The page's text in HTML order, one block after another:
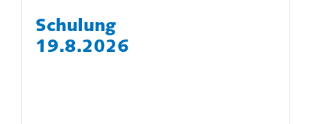
Schulung
19.8.2026